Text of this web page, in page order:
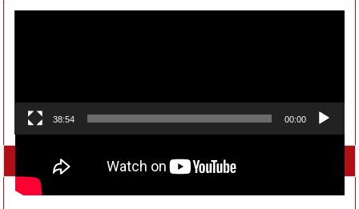
00:00
38:54
تواصل معنا على الفيسبوك